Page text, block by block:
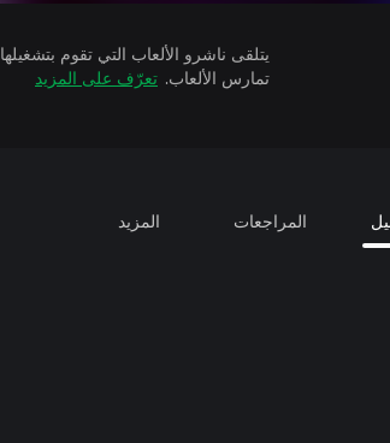
تمارس الألعاب. تعرّف على المزيد
المراجعات المزيد